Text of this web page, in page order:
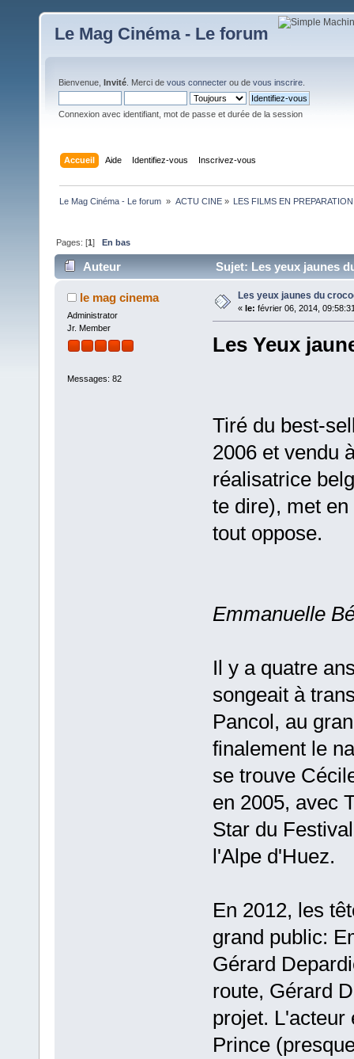
Le Mag Cinéma - Le forum
Bienvenue, Invité . Merci de vous connecter ou de vous inscrire
Connexion avec identifiant, mot de passe et durée de la session
Accueil Aide Identifiez-vous Inscrivez-vous
Le Mag Cinéma - Le forum » ACTU CINE» LES FILMS EN PREPARATION
Pages: [1]En bas
Auteur Sujet: Les yeux jaunes
le mag cinema
Administrator
Jr. Member
Messages: 82
Les yeux jaunes du
« le: février 06, 2014,
Les Yeux
Tiré du best-
2006 et vendu
réalisatrice
te dire), met
tout oppose.
Emmanuelle
Il y a quatre
songeait à
Pancol, au
finalement le
se trouve
en 2005, avec
Star du
l'Alpe d'Huez.
En 2012, les
grand public:
Gérard
route, Gérard
projet. L'acteur
Prince